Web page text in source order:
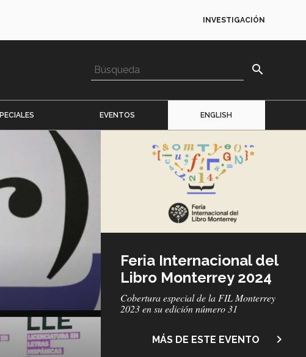
INVESTIGACIÓN
search
EVENTOS ENGLISH
Feria Internacional del
Libro Monterrey 2024
Subtítulo
Cobertura especial de la FIL Monterrey
2023 en su edición número 31
MÁS DE ESTE EVENTO navigate_next